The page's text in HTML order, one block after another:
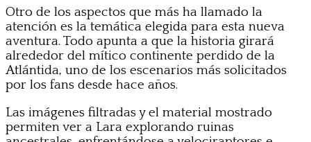
Otro de los aspectos que más ha llamado la
atención es la temática elegida para esta nueva
aventura. Todo apunta a que la historia girará
alrededor del mítico continente perdido de la
Atlántida, uno de los escenarios más solicitados
por los fans desde hace años.
Las imágenes filtradas y el material mostrado
permiten ver a Lara explorando ruinas